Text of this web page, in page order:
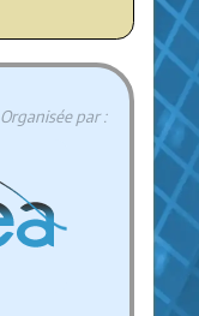
Organisée par :